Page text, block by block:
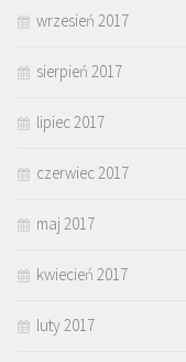
wrzesień 2017
sierpień 2017
lipiec 2017
czerwiec 2017
maj 2017
kwiecień 2017
luty 2017